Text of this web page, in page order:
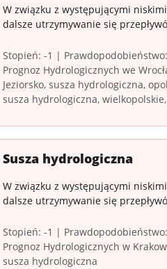
W związku z występującymi
dalsze utrzymywanie się
Stopień: -1 |
Prognoz Hydrologicznych we
Jeziorsko, susza hydrologiczna,
susza hydrologiczna,
Susza hydrologiczna
W związku z występującymi
dalsze utrzymywanie się
Stopień: -1 |
Prognoz Hydrologicznych w
susza hydrologiczna